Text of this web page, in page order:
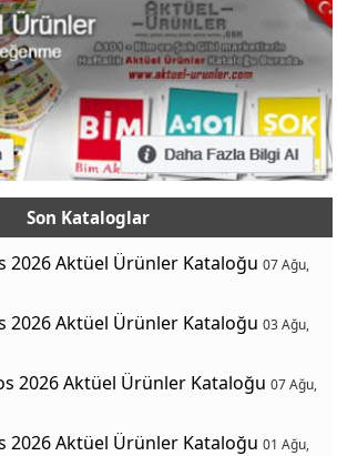
Son Kataloglar
2026 Aktüel Ürünler Kataloğu 07 Ağu,
2026 Aktüel Ürünler Kataloğu 03 Ağu,
2026 Aktüel Ürünler Kataloğu 07 Ağu,
2026 Aktüel Ürünler Kataloğu 01 Ağu,